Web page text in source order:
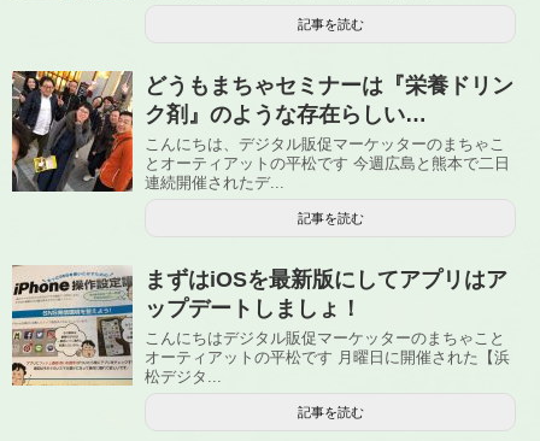
記事を読む
どうもまちゃセミナーは『栄養ドリン
ク剤』のような存在らしい…
こんにちは、デジタル販促マーケッターのまちゃこ
とオーティアットの平松です 今週広島と熊本で二日
連続開催されたデ...
記事を読む
まずはiOSを最新版にしてアプリはア
ップデートしましょ！
こんにちはデジタル販促マーケッターのまちゃこと
オーティアットの平松です 月曜日に開催された【浜
松デジタ...
記事を読む